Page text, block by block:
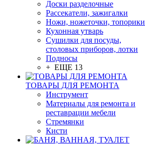
Доски разделочные
Рассекатели, зажигалки
Ножи, ножеточки, топорики
Кухонная утварь
Сушилки для посуды,
столовых приборов, лотки
Подносы
+ ЕЩЕ 13
ТОВАРЫ ДЛЯ РЕМОНТА
Инструмент
Материалы для ремонта и
реставрации мебели
Стремянки
Кисти